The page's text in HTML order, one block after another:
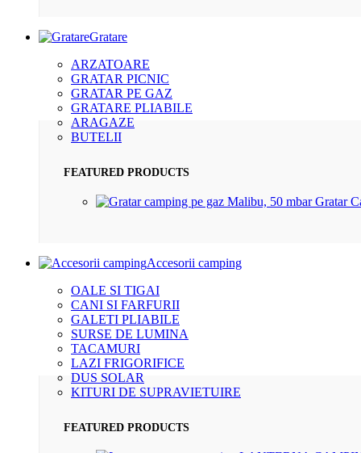
Gratare
ARZATOARE
GRATAR PICNIC
GRATAR PE GAZ
GRATARE PLIABILE
ARAGAZE
BUTELII
FEATURED PRODUCTS
Gratar
Accesorii camping
OALE SI TIGAI
CANI SI FARFURII
GALETI PLIABILE
SURSE DE LUMINA
TACAMURI
LAZI FRIGORIFICE
DUS SOLAR
KITURI DE SUPRAVIETUIRE
FEATURED PRODUCTS